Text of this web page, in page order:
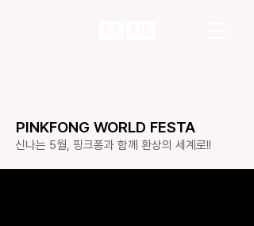
PINKFONG WORLD FESTA
신나는 5월, 핑크퐁과 함께 환상의 세계로!!